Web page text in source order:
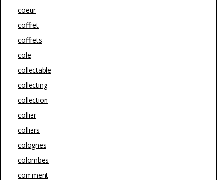
coeur
coffret
coffrets
cole
collectable
collecting
collection
collier
colliers
colognes
colombes
comment